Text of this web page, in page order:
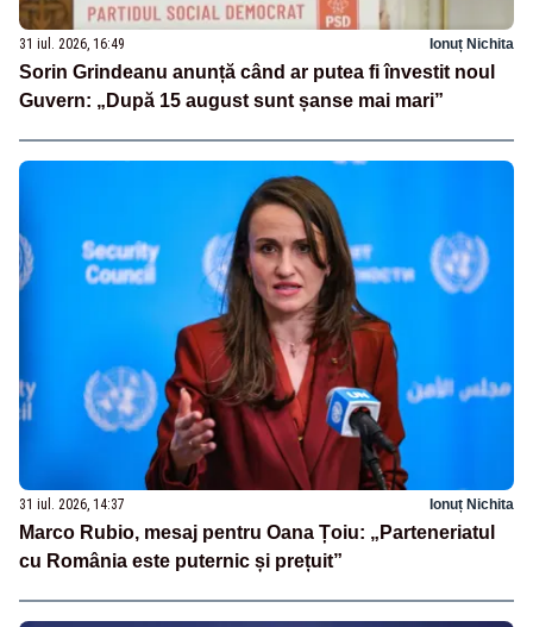
31 iul. 2026, 16:49 Ionuț Nichita
Sorin Grindeanu anunță când ar putea fi învestit noul
Guvern: „După 15 august sunt șanse mai mari”
31 iul. 2026, 14:37 Ionuț Nichita
Marco Rubio, mesaj pentru Oana Țoiu: „Parteneriatul
cu România este puternic și prețuit”